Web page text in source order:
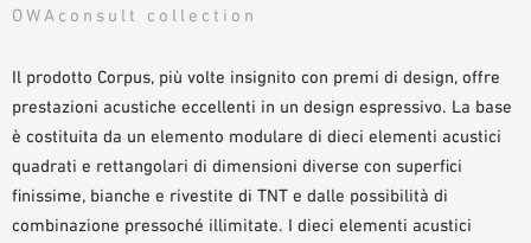
DICHIARAZIONE DI PRESTAZIONE (DOP)
BIBLIOTECA BIM/ REVIT
ORDINE CAMPIONE
OWAconsult collection
Il prodotto Corpus, più volte insignito con premi di design, offre
prestazioni acustiche eccellenti in un design espressivo. La base
è costituita da un elemento modulare di dieci elementi acustici
quadrati e rettangolari di dimensioni diverse con superfici
finissime, bianche e rivestite di TNT e dalle possibilità di
combinazione pressoché illimitate. I dieci elementi acustici